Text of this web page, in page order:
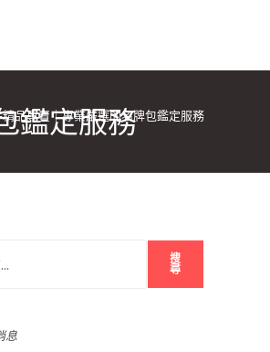
鑑定服務
品專賣｜專業嚴選的名牌包鑑定服務
搜
尋
息